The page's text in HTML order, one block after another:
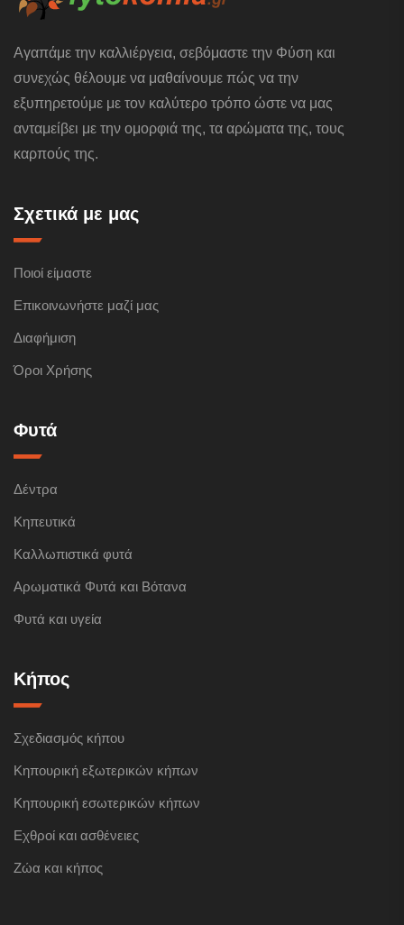
Αγαπάμε την καλλιέργεια, σεβόμαστε την Φύση και
συνεχώς θέλουμε να μαθαίνουμε πώς να την
εξυπηρετούμε με τον καλύτερο τρόπο ώστε να μας
ανταμείβει με την ομορφιά της, τα αρώματα της, τους
καρπούς της.
Σχετικά με μας
Ποιοί είμαστε
Επικοινωνήστε μαζί μας
Διαφήμιση
Όροι Χρήσης
Φυτά
Δέντρα
Κηπευτικά
Καλλωπιστικά φυτά
Αρωματικά Φυτά και Βότανα
Φυτά και υγεία
Κήπος
Σχεδιασμός κήπου
Κηπουρική εξωτερικών κήπων
Κηπουρική εσωτερικών κήπων
Εχθροί και ασθένειες
Ζώα και κήπος